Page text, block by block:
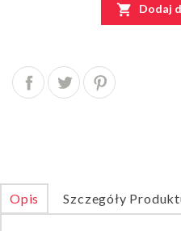
 Dodaj
Opis Szczegóły